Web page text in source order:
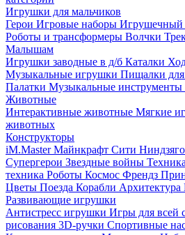
Игрушки для мальчиков
Герои Игровые наборы Игрушечный
Роботы и трансформеры Волчки
Малышам
Игрушки заводные в д/б Каталки
Музыкальные игрушки Пищалки
Палатки Музыкальные инструменты
Животные
Интерактивные животные Мягкие
животных
Конструкторы
iM.Master Майнкрафт Сити Ниндзяго
Супергерои Звездные войны Техника
техника Роботы Космос Френдз
Цветы Поезда Корабли Архитектура
Развивающие игрушки
Антистресс игрушки Игры для всей
рисования 3D-ручки Спортивные